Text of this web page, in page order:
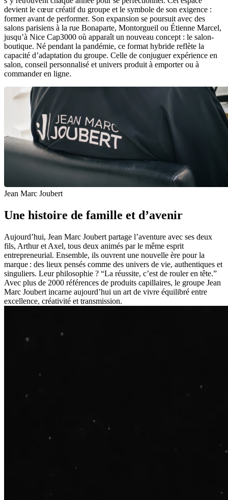
devient le cœur créatif du groupe et le symbole de son exigence :
former avant de performer. Son expansion se poursuit avec des
salons parisiens à la rue Bonaparte, Montorgueil ou Étienne Marcel,
jusqu’à Nice Cap3000 où apparaît un nouveau concept : le salon-
boutique. Né pendant la pandémie, ce format hybride reflète la
capacité d’adaptation du groupe. Celle de conjuguer expérience en
salon, conseil personnalisé et univers produit à emporter ou à
commander en ligne.
Jean Marc Joubert
Une histoire de famille et d’avenir
Aujourd’hui, Jean Marc Joubert partage l’aventure avec ses deux
fils, Arthur et Axel, tous deux animés par le même esprit
entrepreneurial. Ensemble, ils ouvrent une nouvelle ère pour la
marque : des lieux pensés comme des univers de vie, authentiques et
singuliers. Leur philosophie ? “La réussite, c’est de rouler en tête.”
Avec plus de 2000 références de produits capillaires, le groupe Jean
Marc Joubert incarne aujourd’hui un art de vivre équilibré entre
excellence, créativité et transmission.